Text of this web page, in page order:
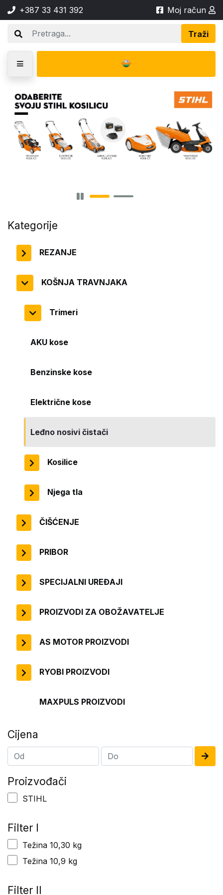
+387 33 431 392 Moj račun
Traži
Kategorije
REZANJE
KOŠNJA TRAVNJAKA
Trimeri
AKU kose
Benzinske kose
Električne kose
Leđno nosivi čistači
Kosilice
Njega tla
ČIŠĆENJE
PRIBOR
SPECIJALNI UREĐAJI
PROIZVODI ZA OBOŽAVATELJE
AS MOTOR PROIZVODI
RYOBI PROIZVODI
MAXPULS PROIZVODI
Cijena
Proizvođači
STIHL
Filter I
Težina 10,30 kg
Težina 10,9 kg
Filter II